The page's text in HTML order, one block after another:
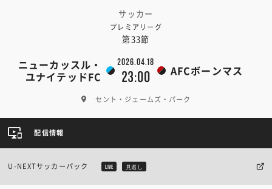
サッカー
プレミアリーグ
第33節
ニューカッスル・
ユナイテッドFC
2026.04.18
23:00 AFCボーンマス
セント・ジェームズ・パーク
配信情報
U-NEXTサッカーパック LIVE 見逃し